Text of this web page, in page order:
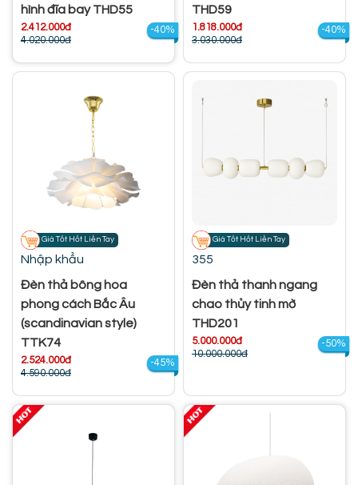
hình đĩa bay THD55
2.412.000đ
4.020.000đ
-40%
THD59
1.818.000đ
3.030.000đ
-40%
Giá Tốt Hốt Liền Tay
Nhập khẩu
Đèn thả bông hoa
phong cách Bắc Âu
(scandinavian style)
TTK74
2.524.000đ
4.590.000đ
-45%
Giá Tốt Hốt Liền Tay
355
Đèn thả thanh ngang
chao thủy tinh mờ
THD201
5.000.000đ
10.000.000đ
-50%